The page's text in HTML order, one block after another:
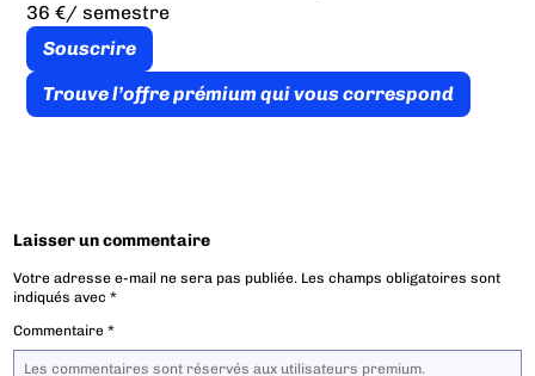
36 €/ semestre
Souscrire
Trouve l’offre prémium qui vous correspond
Laisser un commentaire
Votre adresse e-mail ne sera pas publiée. Les champs obligatoires sont
indiqués avec*
Commentaire*